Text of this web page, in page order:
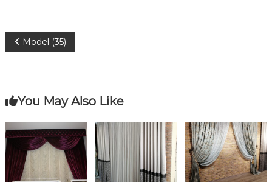
Y
z
ı
g
e
Model (35)
You May Also Like